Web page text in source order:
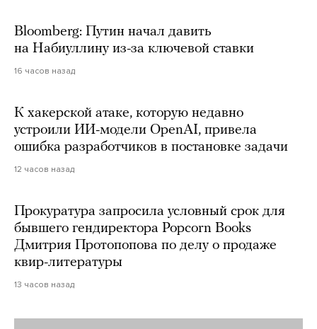
Bloomberg: Путин начал давить
на Набиуллину из-за ключевой ставки
16 часов назад
К хакерской атаке, которую недавно
устроили ИИ-модели OpenAI, привела
ошибка разработчиков в постановке задачи
12 часов назад
Прокуратура запросила условный срок для
бывшего гендиректора Popcorn Books
Дмитрия Протопопова по делу о продаже
квир-литературы
13 часов назад